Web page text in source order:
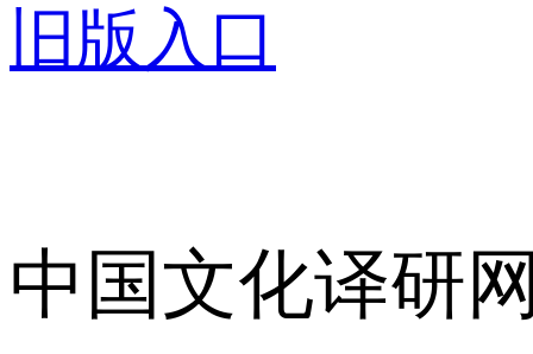
旧版入口
中国文化译研